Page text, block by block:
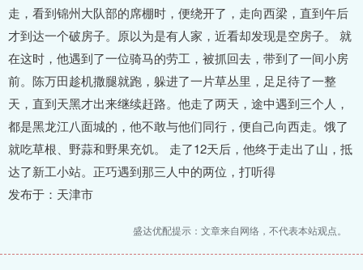
走，看到锦州大队部的席棚时，便绕开了，走向西梁，直到午后
才到达一个破房子。原以为是有人家，近看却发现是空房子。 就
在这时，他遇到了一位骑马的劳工，被抓回去，带到了一间小房
前。陈万田趁机撒腿就跑，躲进了一片草丛里，足足待了一整
天，直到天黑才出来继续赶路。他走了两天，途中遇到三个人，
都是黑龙江八面城的，他不敢与他们同行，便自己向西走。饿了
就吃草根、野蒜和野果充饥。 走了12天后，他终于走出了山，抵
达了新工小站。正巧遇到那三人中的两位，打听得
发布于：天津市
盛达优配提示：文章来自网络，不代表本站观点。